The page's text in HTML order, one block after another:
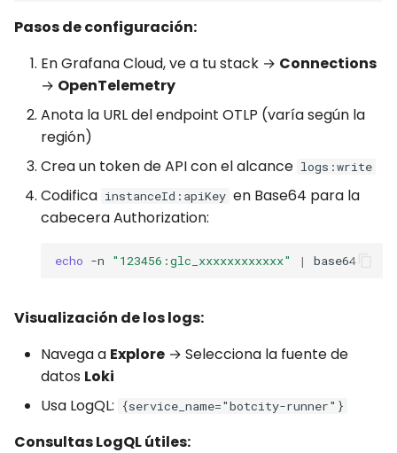
Pasos de configuración:
En Grafana Cloud, ve a tu stack → Connections
→ OpenTelemetry
Anota la URL del endpoint OTLP (varía según la
región)
Crea un token de API con el alcance logs:write
Codifica instanceId:apiKey en Base64 para la
cabecera Authorization:
echo -n "123456:glc_xxxxxxxxxxxx" |
Visualización de los logs:
Navega a Explore → Selecciona la fuente de
datos Loki
Usa LogQL:
{service_name="botcity-runner"}
Consultas LogQL útiles: